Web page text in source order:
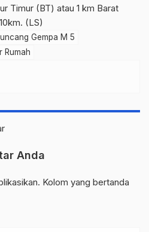
Timur (BT) atau 1 km Barat
(LS)
Gempa M 5
Rumah
Anda
Kolom yang bertanda